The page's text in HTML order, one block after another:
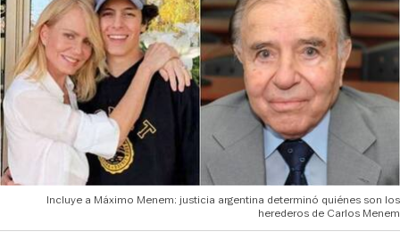
Incluye a Máximo Menem: justicia argentina determinó quiénes son los
herederos de Carlos Menem